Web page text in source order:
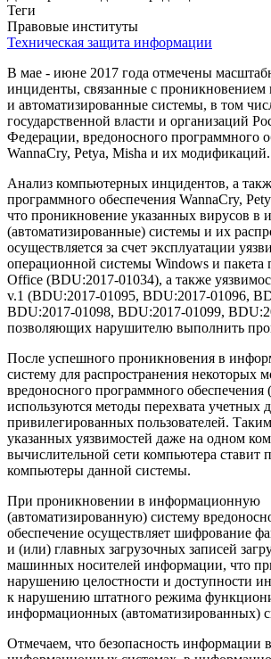
Теги
Правовые институты
Техническая защита информации
В мае - июне 2017 года отмечены
инциденты, связанные с
и автоматизированные системы, в том
государственной власти и организаций
Федерации, вредоносного программного
WannaCry, Petya, Misha и их модификаций.
Анализ компьютерных инцидентов, а
программного обеспечения WannaCry,
что проникновение указанных вирусов
(автоматизированные) системы и их
осуществляется за счет эксплуатации
операционной системы Windows и пакета
Office (BDU:2017-01034), а также
v.1 (BDU:2017-01095, BDU:2017-01096,
BDU:2017-01098, BDU:2017-01099,
позволяющих нарушителю выполнить
После успешного проникновения в
систему для распространения некоторых
вредоносного программного обеспечения
используются методы перехвата учетных
привилегированных пользователей.
указанных уязвимостей даже на одном
вычислительной сети компьютера ставит
компьютеры данной системы.
При проникновении в информационную
(автоматизированную) систему
обеспечение осуществляет шифрование
и (или) главных загрузочных записей
машинных носителей информации, что
нарушению целостности и доступности
к нарушению штатного режима
информационных (автоматизированных)
Отмечаем, что безопасность информации